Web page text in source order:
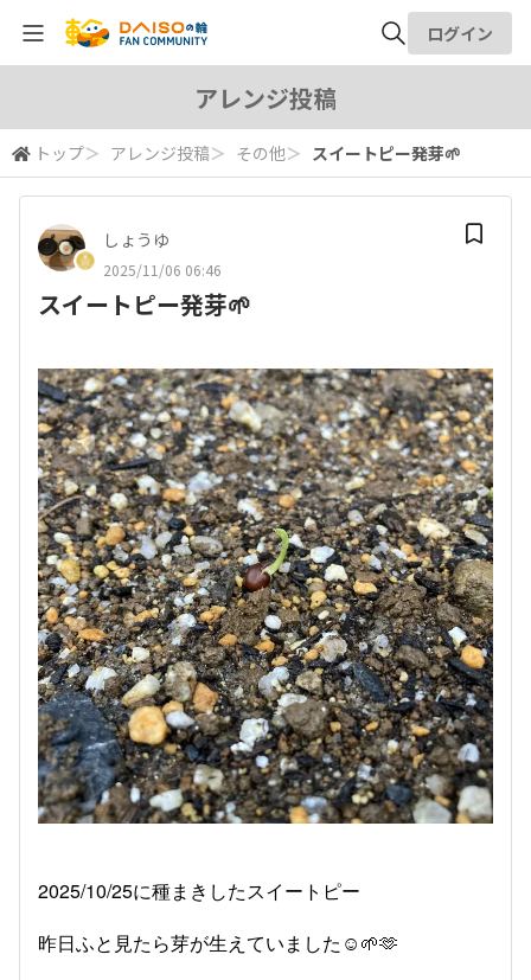
検索
ログイン
アレンジ投稿
トップ＞ アレンジ投稿＞ その他＞ スイートピー発芽🌱
しょうゆ
2025/11/06 06:46
スイートピー発芽🌱
2025/10/25に種まきしたスイートピー
昨日ふと見たら芽が生えていました☺️🌱‪🫶